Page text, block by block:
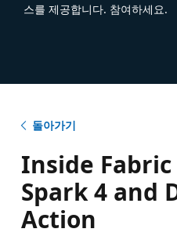
스를 제공합니다. 참여하세요.
돌아가기
Inside
Spark 4 and
Action